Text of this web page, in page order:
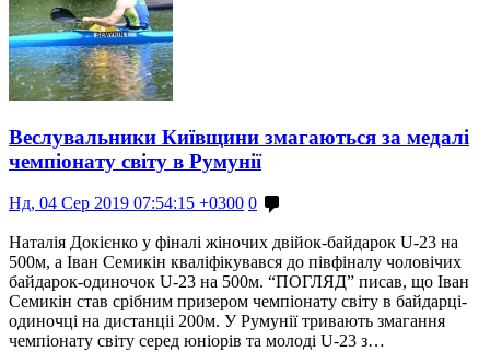
Веслувальники Київщини змагаються за медалі
чемпіонату світу в Румунії
Нд, 04 Сер 2019 07:54:15 +0300 0
Наталія Докієнко у фіналі жіночих двійок-байдарок U-23 на
500м, а Іван Семикін кваліфікувався до півфіналу чоловічих
байдарок-одиночок U-23 на 500м. “ПОГЛЯД” писав, що Іван
Семикін став срібним призером чемпіонату світу в байдарці-
одиночці на дистанціі 200м. У Румунії тривають змагання
чемпіонату світу серед юніорів та молоді U-23 з…